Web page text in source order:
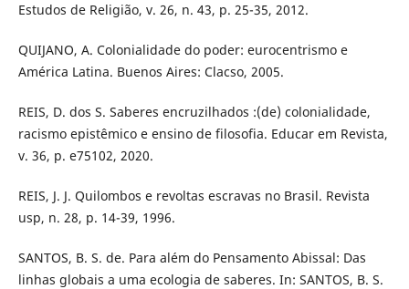
Estudos de Religião, v. 26, n. 43, p. 25-35, 2012.
QUIJANO, A. Colonialidade do poder: eurocentrismo e
América Latina. Buenos Aires: Clacso, 2005.
REIS, D. dos S. Saberes encruzilhados :(de) colonialidade,
racismo epistêmico e ensino de filosofia. Educar em Revista,
v. 36, p. e75102, 2020.
REIS, J. J. Quilombos e revoltas escravas no Brasil. Revista
usp, n. 28, p. 14-39, 1996.
SANTOS, B. S. de. Para além do Pensamento Abissal: Das
linhas globais a uma ecologia de saberes. In: SANTOS, B. S.